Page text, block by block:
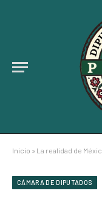
Inicio » La realidad de México se está
CÁMARA DE DIPUTADOS